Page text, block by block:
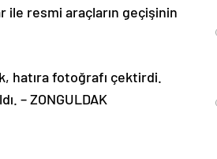
ile resmi araçların geçişinin
hatıra fotoğrafı çektirdi.
– ZONGULDAK